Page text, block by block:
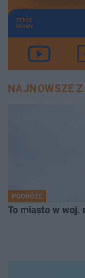
TERAZ
GRAMY
NAJNOWSZE
PODRÓŻE
To miasto w woj.